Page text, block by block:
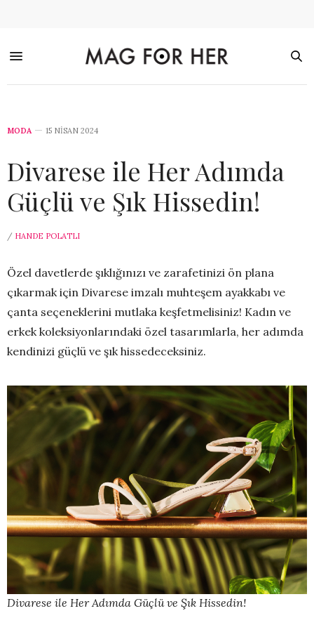
MODA 15 NISAN 2024
Divarese ile Her Adımda
Güçlü ve Şık Hissedin!
/ HANDE POLATLI
Özel davetlerde şıklığınızı ve zarafetinizi ön plana
çıkarmak için Divarese imzalı muhteşem ayakkabı ve
çanta seçeneklerini mutlaka keşfetmelisiniz! Kadın ve
erkek koleksiyonlarındaki özel tasarımlarla, her adımda
kendinizi güçlü ve şık hissedeceksiniz.
Divarese ile Her Adımda Güçlü ve Şık Hissedin!